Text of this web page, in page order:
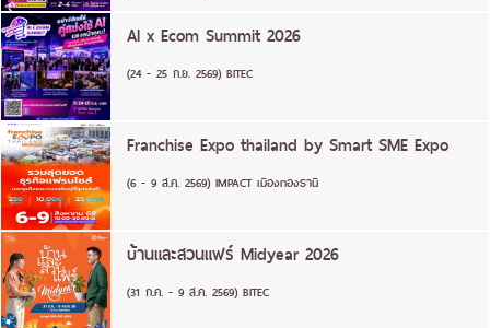
AI x Ecom Summit 2026
(24 - 25 ก.ย. 2569) BITEC
Franchise Expo thailand by Smart SME Expo
(6 - 9 ส.ค. 2569) IMPACT เมืองทองธานี
บ้านและสวนแฟร์ Midyear 2026
(31 ก.ค. - 9 ส.ค. 2569) BITEC